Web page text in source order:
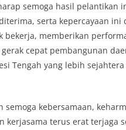
semoga hasil pelantikan
serta kepercayaan ini
bekerja, memberikan
cepat pembangunan
Tengah yang lebih
semoga kebersamaan,
kerjasama terus erat terjaga